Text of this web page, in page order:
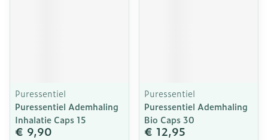
Puressentiel
Puressentiel Ademhaling
Inhalatie Caps 15
€ 9,90
Puressentiel
Puressentiel Ademhaling
Bio Caps 30
€ 12,95